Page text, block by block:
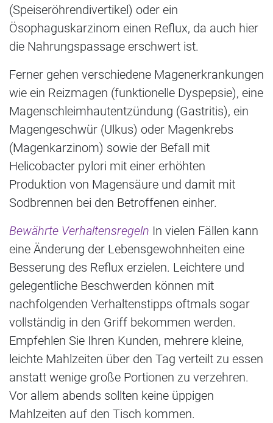
(Speiseröhrendivertikel) oder ein
Ösophaguskarzinom einen Reflux, da auch hier
die Nahrungspassage erschwert ist.
Ferner gehen verschiedene Magenerkrankungen
wie ein Reizmagen (funktionelle Dyspepsie), eine
Magenschleimhautentzündung (Gastritis), ein
Magengeschwür (Ulkus) oder Magenkrebs
(Magenkarzinom) sowie der Befall mit
Helicobacter pylori mit einer erhöhten
Produktion von Magensäure und damit mit
Sodbrennen bei den Betroffenen einher.
Bewährte Verhaltensregeln In vielen Fällen kann
eine Änderung der Lebensgewohnheiten eine
Besserung des Reflux erzielen. Leichtere und
gelegentliche Beschwerden können mit
nachfolgenden Verhaltenstipps oftmals sogar
vollständig in den Griff bekommen werden.
Empfehlen Sie Ihren Kunden, mehrere kleine,
leichte Mahlzeiten über den Tag verteilt zu essen
anstatt wenige große Portionen zu verzehren.
Vor allem abends sollten keine üppigen
Mahlzeiten auf den Tisch kommen.